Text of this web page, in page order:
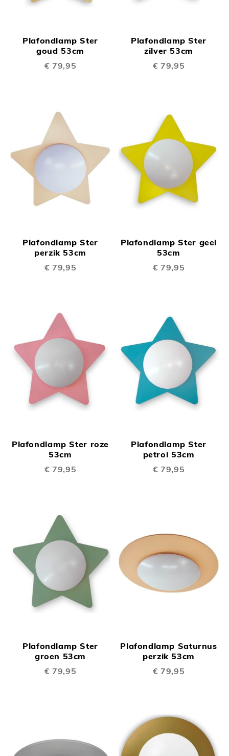
Plafondlamp Ster
goud 53cm
€ 79,95
Plafondlamp Ster
zilver 53cm
€ 79,95
Plafondlamp Ster
perzik 53cm
€ 79,95
Plafondlamp Ster geel
53cm
€ 79,95
Plafondlamp Ster roze
53cm
€ 79,95
Plafondlamp Ster
petrol 53cm
€ 79,95
Plafondlamp Ster
groen 53cm
€ 79,95
Plafondlamp Saturnus
perzik 53cm
€ 79,95